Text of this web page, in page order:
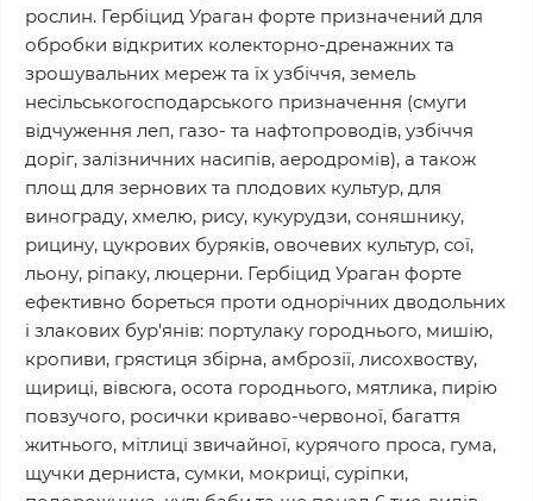
рослин. Гербіцид Ураган форте призначений для
обробки відкритих колекторно-дренажних та
зрошувальних мереж та їх узбіччя, земель
несільськогосподарського призначення (смуги
відчуження леп, газо- та нафтопроводів, узбіччя
доріг, залізничних насипів, аеродромів), а також
площ для зернових та плодових культур, для
винограду, хмелю, рису, кукурудзи, соняшнику,
рицину, цукрових буряків, овочевих культур, сої,
льону, ріпаку, люцерни. Гербіцид Ураган форте
ефективно бореться проти однорічних дводольних
і злакових бур'янів: портулаку городнього, мишію,
кропиви, грястиця збірна, амброзії, лисохвоству,
щириці, вівсюга, осота городнього, мятлика, пирію
повзучого, росички криваво-червоної, багаття
житнього, мітлиці звичайної, курячого проса, гума,
щучки дерниста, сумки, мокриці, суріпки,